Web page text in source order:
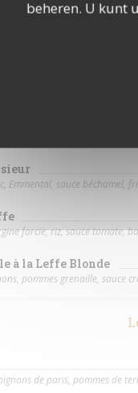
beheren. U kunt
AOP, poitrine fumée, figues
fumée, œuf, tomate,
Emmental, sauce béchamel,
farcie, riz, sauce tomate,
à la Leffe Blonde
pommes grenaille, sauce
de paris, pommes de